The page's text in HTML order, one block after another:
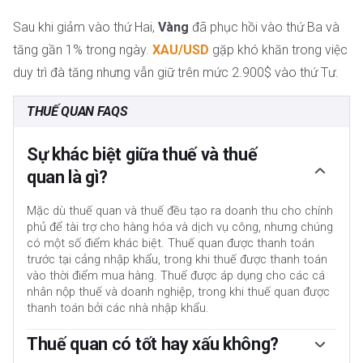
Sau khi giảm vào thứ Hai, Vàng đã phục hồi vào thứ Ba và
tăng gần 1% trong ngày. XAU/USD gặp khó khăn trong việc
duy trì đà tăng nhưng vẫn giữ trên mức 2.900$ vào thứ Tư.
THUẾ QUAN FAQS
Sự khác biệt giữa thuế và thuế
quan là gì?
Mặc dù thuế quan và thuế đều tạo ra doanh thu cho chính
phủ để tài trợ cho hàng hóa và dịch vụ công, nhưng chúng
có một số điểm khác biệt. Thuế quan được thanh toán
trước tại cảng nhập khẩu, trong khi thuế được thanh toán
vào thời điểm mua hàng. Thuế được áp dụng cho các cá
nhân nộp thuế và doanh nghiệp, trong khi thuế quan được
thanh toán bởi các nhà nhập khẩu.
Thuế quan có tốt hay xấu không?